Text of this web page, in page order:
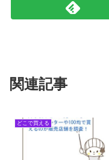
関連記事
どこで買える